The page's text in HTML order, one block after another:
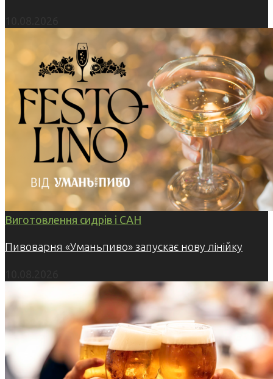
Виготовлення сидрів і САН
Пивоварня «Уманьпиво» запускає нову лінійку